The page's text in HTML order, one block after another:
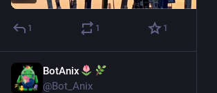
1 1 1
BotAnix
@Bot_Anix